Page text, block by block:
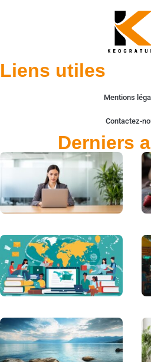
Liens utiles
Mentions
Contactez-
Derniers